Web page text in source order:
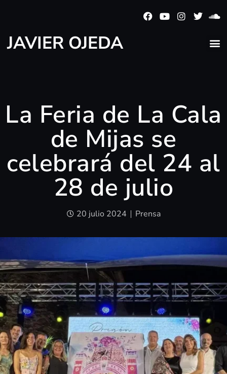
JAVIER OJEDA
La Feria de La Cala
de Mijas se
celebrará del 24 al
28 de julio
20 julio 2024 Prensa